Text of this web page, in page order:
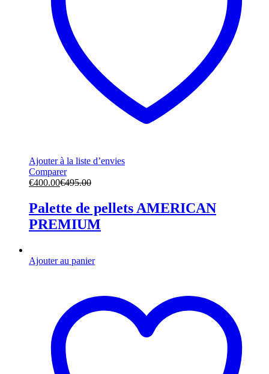
Ajouter à la liste d’envies
Comparer
€400.00€495.00
Palette de pellets AMERICAN
PREMIUM
Ajouter au panier